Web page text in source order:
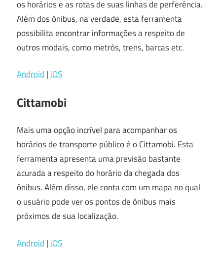
os horários e as rotas de suas linhas de perferência.
Além dos ônibus, na verdade, esta ferramenta
possibilita encontrar informações a respeito de
outros modais, como metrôs, trens, barcas etc.
Android | iOS
Cittamobi
Mais uma opção incrível para acompanhar os
horários de transporte público é o Cittamobi. Esta
ferramenta apresenta uma previsão bastante
acurada a respeito do horário da chegada dos
ônibus. Além disso, ele conta com um mapa no qual
o usuário pode ver os pontos de ônibus mais
próximos de sua localização.
Android | iOS